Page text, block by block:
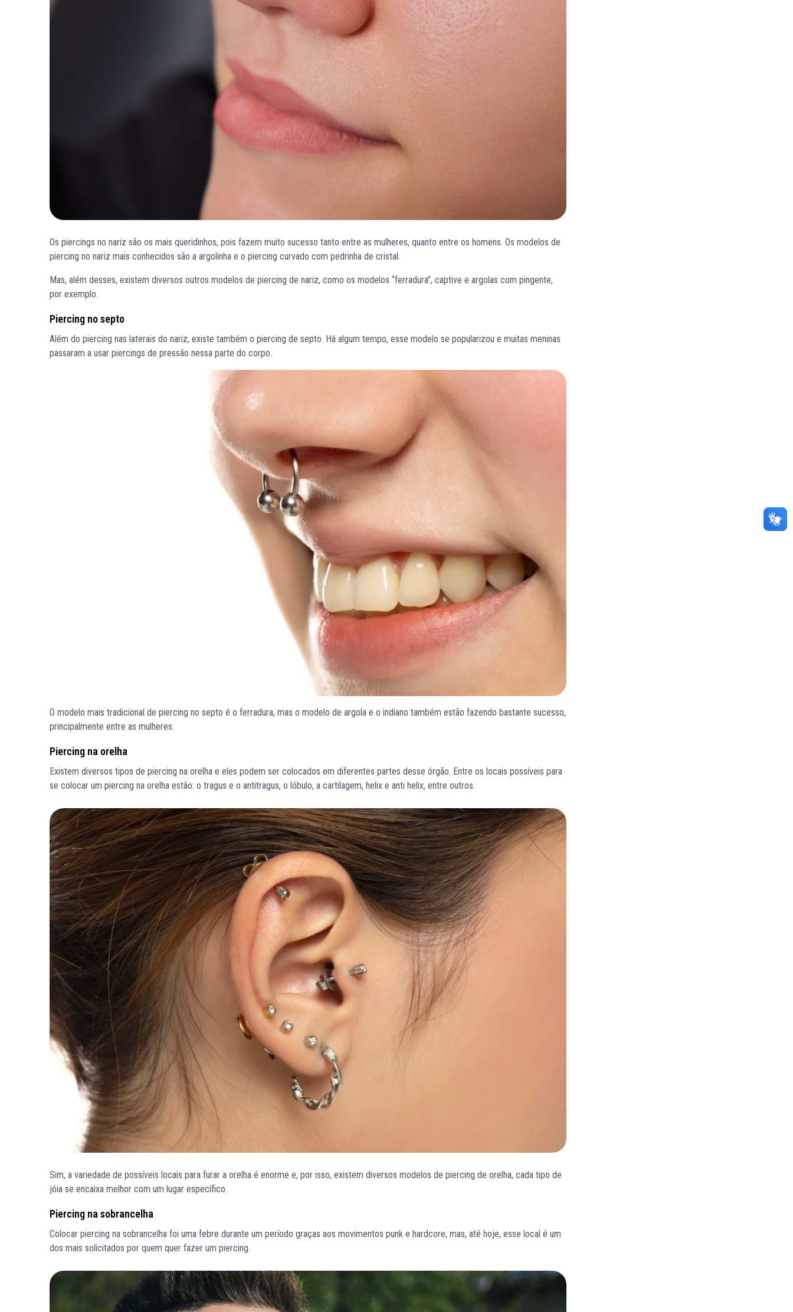
Os piercings no nariz são os mais queridinhos, pois fazem muito sucesso tanto entre as mulheres, quanto entre os homens. Os modelos de
piercing no nariz mais conhecidos são a argolinha e o piercing curvado com pedrinha de cristal.
Mas, além desses, existem diversos outros modelos de piercing de nariz, como os modelos “ferradura”, captive e argolas com pingente,
por exemplo.
Piercing no septo
Além do piercing nas laterais do nariz, existe também o piercing de septo. Há algum tempo, esse modelo se popularizou e muitas meninas
passaram a usar piercings de pressão nessa parte do corpo.
O modelo mais tradicional de piercing no septo é o ferradura, mas o modelo de argola e o indiano também estão fazendo bastante sucesso,
principalmente entre as mulheres.
Piercing na orelha
Existem diversos tipos de piercing na orelha e eles podem ser colocados em diferentes partes desse órgão. Entre os locais possíveis para
se colocar um piercing na orelha estão: o tragus e o antitragus, o lóbulo, a cartilagem, helix e anti helix, entre outros.
Sim, a variedade de possíveis locais para furar a orelha é enorme e, por isso, existem diversos modelos de piercing de orelha, cada tipo de
jóia se encaixa melhor com um lugar específico.
Piercing na sobrancelha
Colocar piercing na sobrancelha foi uma febre durante um período graças aos movimentos punk e hardcore, mas, até hoje, esse local é um
dos mais solicitados por quem quer fazer um piercing.